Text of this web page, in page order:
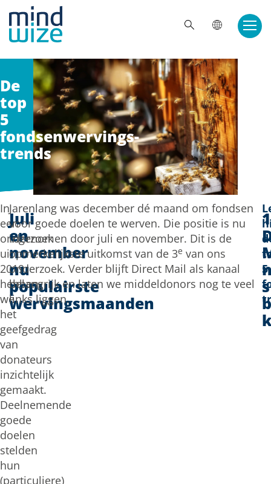
De
top
5
fondsenwervings-
trends
In
een
onderzoek
uit
2019
hebben
we
het
geefgedrag
van
donateurs
inzichtelijk
gemaakt.
Deelnemende
goede
doelen
stelden
hun
(particuliere)
Juli
en
november
nu
populairste
wervingsmaanden
Jarenlang was december dé maand om fondsen
voor goede doelen te werven. Die positie is nu
ingenomen door juli en november. Dit is de
opmerkelijkste uitkomst van de 3e van ons
onderzoek. Verder blijft Direct Mail als kanaal
belangrijk en laten we middeldonors nog te veel
links liggen.
5